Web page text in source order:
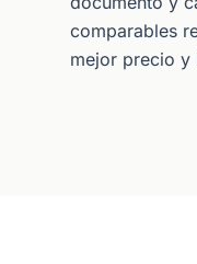
comparables
mejor precio y